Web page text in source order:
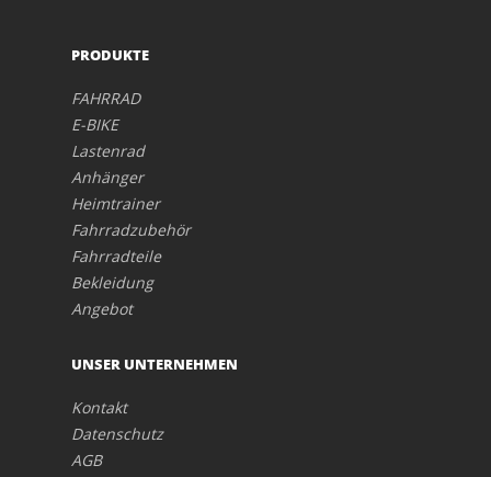
PRODUKTE
FAHRRAD
E-BIKE
Lastenrad
Anhänger
Heimtrainer
Fahrradzubehör
Fahrradteile
Bekleidung
Angebot
UNSER UNTERNEHMEN
Kontakt
Datenschutz
AGB